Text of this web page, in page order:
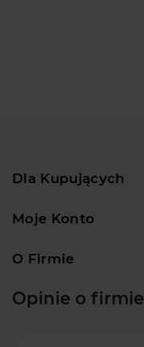
Dla Kupujących
Moje Konto
O Firmie
Opinie o firmie